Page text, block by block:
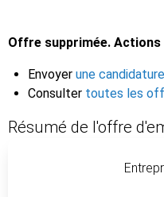
Offre supprimée. Actions
Envoyer une
Consulter toutes les
Résumé de l'offre